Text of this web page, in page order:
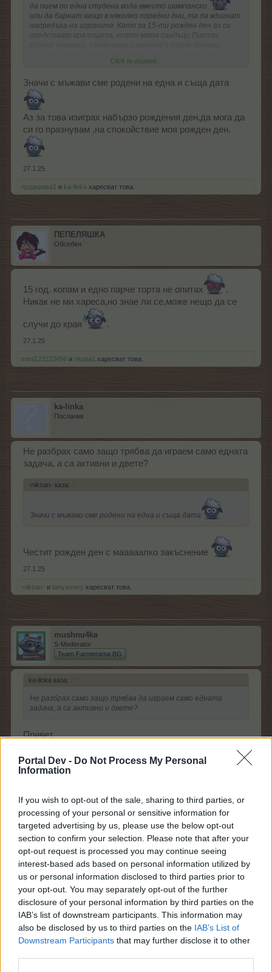
Portal Dev - Do Not Process My Personal
Information
If you wish to opt-out of the sale, sharing to third parties, or
processing of your personal or sensitive information for
targeted advertising by us, please use the below opt-out
section to confirm your selection. Please note that after your
opt-out request is processed you may continue seeing
interest-based ads based on personal information utilized by
us or personal information disclosed to third parties prior to
your opt-out. You may separately opt-out of the further
disclosure of your personal information by third parties on the
IAB’s list of downstream participants. This information may
also be disclosed by us to third parties on the IAB’s List of
Downstream Participants that may further disclose it to other
да пием по една студена вода вместо шампанско
или да барнат нещо в няколко поредни дни, та да вдигнат
напредъка на играчите. Като за 15-ти рожден ден аз си
представях кралицата, която мята сандъци Пиколо,
часа ! А то какво излезе - копане до безобразие със
Честит рожден ден на мъжа ми, да ми е жив и здрав!
РД на фермата ще го празнувам на друга дата
Click to expand...
Значи с мъжави сме родени на една и съща дата
Аз за това изиграх набързо рождения ден,да мога да
си го празнувам ,на спокойствие моя рожден ден.
27.1.25
лудакрава1 и ka-linka харесват това.
ПЕПЕЛЯШКА
Обсебен
15 год. копам и едно парче торта не опитах
.
Никак не ми хареса,но знае ли се,може нещо да се
случи до края .
27.1.25
mimi123123456 и nivata1 харесват това.
ka-linka
Посланик
Не разбрах само защо трябва да играем само едната
задача, а са активни и двете?
-niksan- каза: ↑
Значи с мъжави сме родени на една и съща дата
Честит рожден ден с мааааалко закъснение
27.1.25
-niksan- и tanyamery харесват това.
mushnu4ka
S-Moderator
Team Farmerama BG
ka-linka каза: ↑
Не разбрах само защо трябва да играем само едната
задача, а са активни и двете?
Привет,
една задача. Ще те помоля с малко повечко думи да
уточниш питането си.
27.1.25
ПЕПЕЛЯШКА
Обсебен
не е истина,процентите не мърдат
28.1.25
харесва това.